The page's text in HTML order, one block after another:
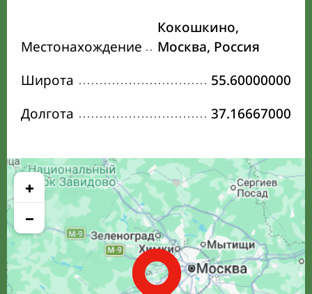
Местонахождение
Кокошкино,
Москва, Россия
Широта
55.60000000
Долгота
37.16667000
+
−